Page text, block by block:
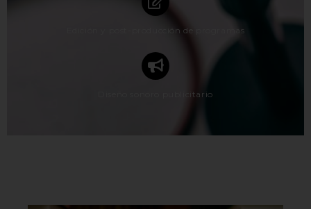
Edición y post-producción de programas
Diseño sonoro publicitario